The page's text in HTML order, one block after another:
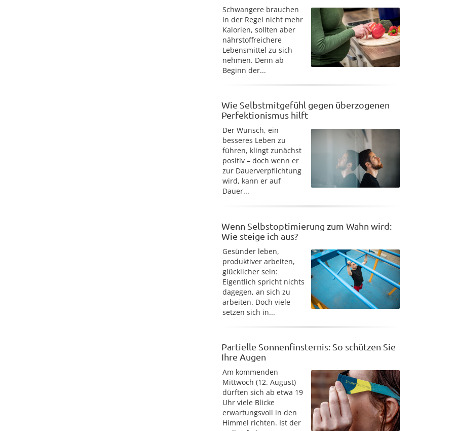
Schwangere brauchen
in der Regel nicht mehr
Kalorien, sollten aber
nährstoffreichere
Lebensmittel zu sich
nehmen. Denn ab
Beginn der...
Wie Selbstmitgefühl gegen überzogenen
Perfektionismus hilft
Der Wunsch, ein
besseres Leben zu
führen, klingt zunächst
positiv – doch wenn er
zur Dauerverpflichtung
wird, kann er auf
Dauer...
Wenn Selbstoptimierung zum Wahn wird:
Wie steige ich aus?
Gesünder leben,
produktiver arbeiten,
glücklicher sein:
Eigentlich spricht nichts
dagegen, an sich zu
arbeiten. Doch viele
setzen sich in...
Partielle Sonnenfinsternis: So schützen Sie
Ihre Augen
Am kommenden
Mittwoch (12. August)
dürften sich ab etwa 19
Uhr viele Blicke
erwartungsvoll in den
Himmel richten. Ist der